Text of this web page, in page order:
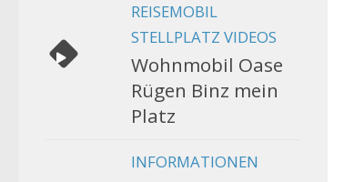
REISEMOBIL
STELLPLATZ VIDEOS
Wohnmobil Oase
Rügen Binz mein
Platz
INFORMATIONEN